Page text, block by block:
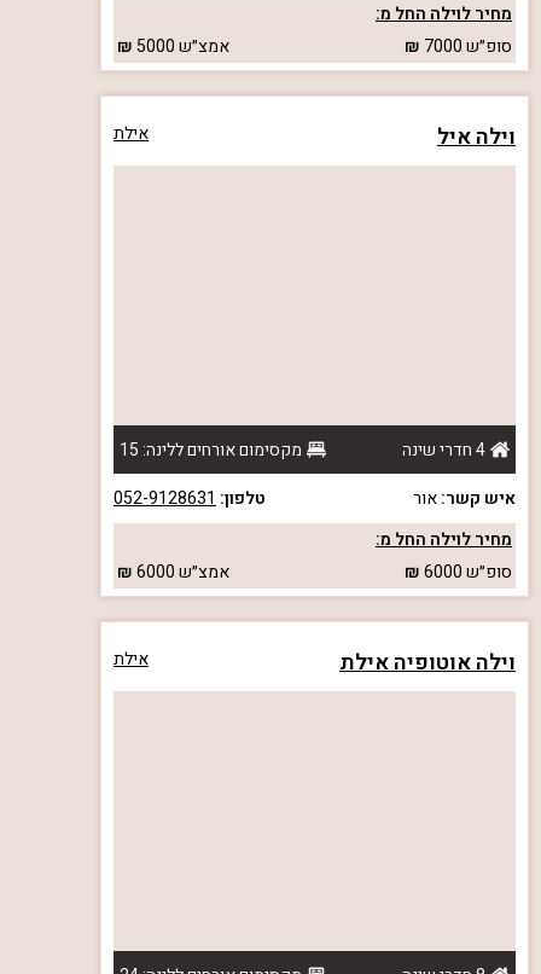
מחיר לוילה החל מ:
סופ״ש7000 אמצ״ש5000
וילה איל אילת
4 חדרי שינה
מקסימום אורחים ללינה: 15
איש קשר:אור טלפון: 052-9128631
מחיר לוילה החל מ:
סופ״ש6000 אמצ״ש6000
וילה אוטופיה אילת אילת